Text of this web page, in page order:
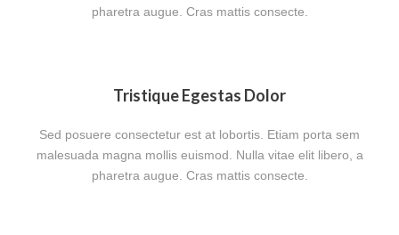
pharetra augue. Cras mattis consecte.
Tristique Egestas Dolor
Sed posuere consectetur est at lobortis. Etiam porta sem
malesuada magna mollis euismod. Nulla vitae elit libero, a
pharetra augue. Cras mattis consecte.